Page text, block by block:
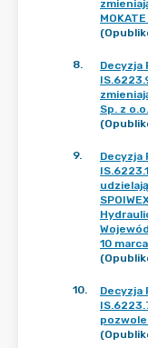
8.
Decyzja
Sp. z o.o.
9.
Decyzja
10
10.
Decyzja